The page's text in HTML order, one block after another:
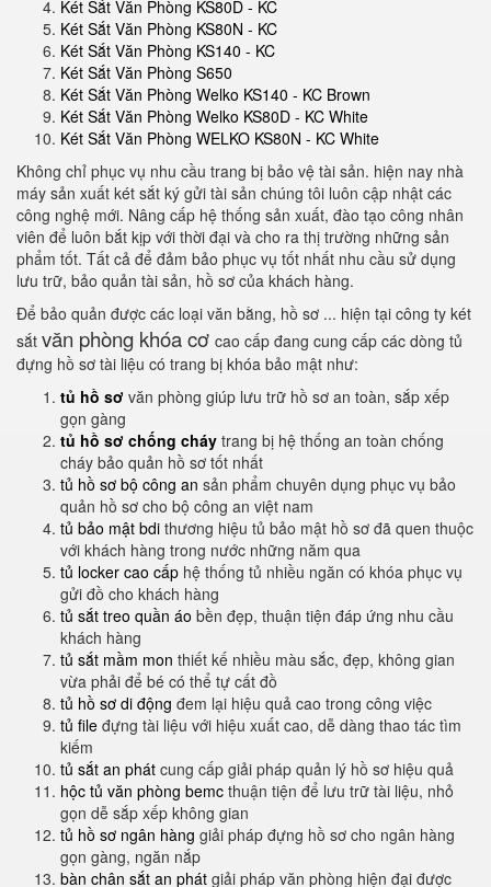
Két Sắt Văn Phòng KS80D - KC
Két Sắt Văn Phòng KS80N - KC
Két Sắt Văn Phòng KS140 - KC
Két Sắt Văn Phòng S650
Két Sắt Văn Phòng Welko KS140 - KC Brown
Két Sắt Văn Phòng Welko KS80D - KC White
Két Sắt Văn Phòng WELKO KS80N - KC White
Không chỉ phục vụ nhu cầu trang bị bảo vệ tài sản. hiện nay nhà
máy sản xuất két sắt ký gửi tài sản chúng tôi luôn cập nhật các
công nghệ mới. Nâng cấp hệ thống sản xuất, đào tạo công nhân
viên để luôn bắt kịp với thời đại và cho ra thị trường những sản
phẩm tốt. Tất cả để đảm bảo phục vụ tốt nhất nhu cầu sử dụng
lưu trữ, bảo quản tài sản, hồ sơ của khách hàng.
Để bảo quản được các loại văn bằng, hồ sơ ... hiện tại công ty két
sắt văn phòng khóa cơ cao cấp đang cung cấp các dòng tủ
đựng hồ sơ tài liệu có trang bị khóa bảo mật như:
tủ hồ sơ văn phòng giúp lưu trữ hồ sơ an toàn, sắp xếp
gọn gàng
tủ hồ sơ chống cháy trang bị hệ thống an toàn chống
cháy bảo quản hồ sơ tốt nhất
tủ hồ sơ bộ công an sản phẩm chuyên dụng phục vụ bảo
quản hồ sơ cho bộ công an việt nam
tủ bảo mật bdi thương hiệu tủ bảo mật hồ sơ đã quen thuộc
với khách hàng trong nước những năm qua
tủ locker cao cấp hệ thống tủ nhiều ngăn có khóa phục vụ
gửi đồ cho khách hàng
tủ sắt treo quần áo bền đẹp, thuận tiện đáp ứng nhu cầu
khách hàng
tủ sắt mầm mon thiết kế nhiều màu sắc, đẹp, không gian
vừa phải để bé có thể tự cất đồ
tủ hồ sơ di động đem lại hiệu quả cao trong công việc
tủ file đựng tài liệu với hiệu xuất cao, dễ dàng thao tác tìm
kiếm
tủ sắt an phát cung cấp giải pháp quản lý hồ sơ hiệu quả
hộc tủ văn phòng bemc thuận tiện để lưu trữ tài liệu, nhỏ
gọn dễ sắp xếp không gian
tủ hồ sơ ngân hàng giải pháp đựng hồ sơ cho ngân hàng
gọn gàng, ngăn nắp
bàn chân sắt an phát giải pháp văn phòng hiện đại được